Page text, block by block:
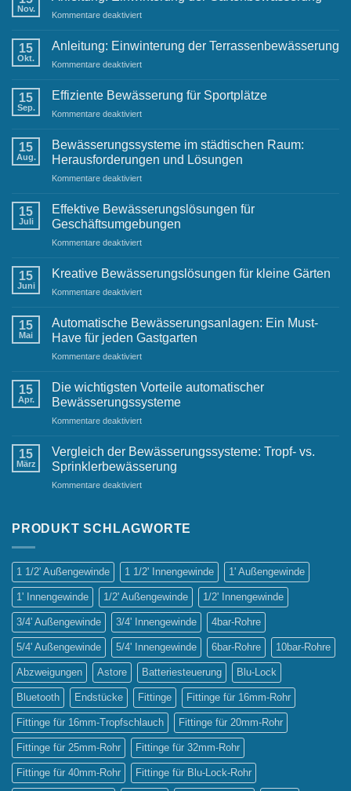
Neujahrswünsche
Ihrem
Nov.
Kommentare deaktiviertfür
Einwinterung
Gartenbewässerung
15
Okt.
Anleitung: Einwinterung der Terrassenbewässerung
Kommentare deaktiviertfür
Einwinterung
Terrassenbewässerung
15
Sep.
Effiziente Bewässerung für Sportplätze
Kommentare deaktiviertfür
Bewässerung
für
Sportplätze
15
Aug.
Bewässerungssysteme im städtischen Raum:
Herausforderungen und Lösungen
Kommentare deaktiviertfür
städtischen
Raum:
Herausforderungen
Lösungen
15
Juli
Effektive Bewässerungslösungen für
Geschäftsumgebungen
Kommentare deaktiviertfür
Bewässerungslösungen
Geschäftsumgebungen
15
Juni
Kreative Bewässerungslösungen für kleine Gärten
Kommentare deaktiviertfür
Bewässerungslösungen
für
kleine
Gärten
15
Mai
Automatische Bewässerungsanlagen: Ein Must-
Have für jeden Gastgarten
Kommentare deaktiviertfür
Bewässerungsanlagen:
Must-
Have
jeden
Gastgarten
15
Apr.
Die wichtigsten Vorteile automatischer
Bewässerungssysteme
Kommentare deaktiviertfür
wichtigsten
automatischer
Bewässerungssysteme
15
März
Vergleich der Bewässerungssysteme: Tropf- vs.
Sprinklerbewässerung
Kommentare deaktiviertfür
Bewässerungssysteme:
Sprinklerbewässerung
PRODUKT SCHLAGWORTE
1 1/2' Außengewinde 1 1/2' Innengewinde 1' Außengewinde
1' Innengewinde 1/2' Außengewinde 1/2' Innengewinde
3/4' Außengewinde 3/4' Innengewinde 4bar-Rohre
5/4' Außengewinde 5/4' Innengewinde 6bar-Rohre 10bar-Rohre
Abzweigungen Astore Batteriesteuerung Blu-Lock
Bluetooth Endstücke Fittinge Fittinge für 16mm-Rohr
Fittinge für 16mm-Tropfschlauch Fittinge für 20mm-Rohr
Fittinge für 25mm-Rohr Fittinge für 32mm-Rohr
Fittinge für 40mm-Rohr Fittinge für Blu-Lock-Rohr